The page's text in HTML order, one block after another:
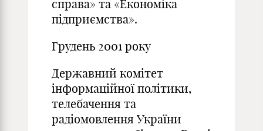
справа» та «Економіка
підприємства».
Грудень 2001 року
Державний комітет
інформаційної політики,
телебачення та
радіомовлення України